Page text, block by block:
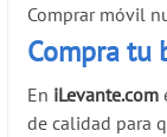
Comprar móvil
Compra tu
En iLevante.com
de calidad para